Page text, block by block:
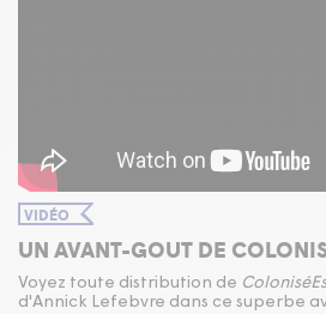
VIDÉO
UN AVANT-GOUT DE
Voyez toute distribution de ColoniséEs
d'Annick Lefebvre dans ce superbe